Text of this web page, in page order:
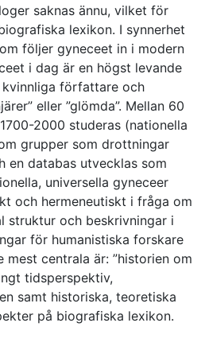
saknas ännu, vilket för
lexikon. I synnerhet
följer gyneceet in i modern
i dag är en högst levande
författare och
eller ”glömda”. Mellan 60
2000 studeras (nationella
grupper som drottningar
en databas utvecklas som
universella gyneceer
och hermeneutiskt i fråga om
struktur och beskrivningar i
för humanistiska forskare
mest centrala är: ”historien om
tidsperspektiv,
samt historiska, teoretiska
på biografiska lexikon.